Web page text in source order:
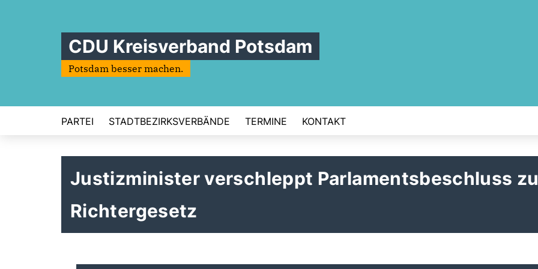
CDU Kreisverband Potsdam
Potsdam besser machen.
PARTEI STADTBEZIRKSVERBÄNDE TERMINE KONTAKT
Justizminister verschleppt Parlamentsbeschluss
Richtergesetz